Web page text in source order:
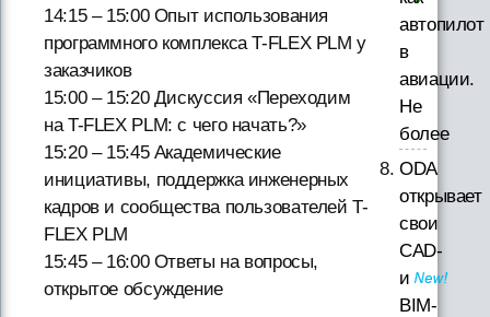
14:15 – 15:00 Опыт использования
программного комплекса T-FLEX PLM у
заказчиков
15:00 – 15:20 Дискуссия «Переходим
на T-FLEX PLM: с чего начать?»
15:20 – 15:45 Академические
инициативы, поддержка инженерных
кадров и сообщества пользователей T-
FLEX PLM
15:45 – 16:00 Ответы на вопросы,
открытое обсуждение
автопилот
в
авиации.
Не
более
ODA
открывает
свои
CAD-
и
BIM-